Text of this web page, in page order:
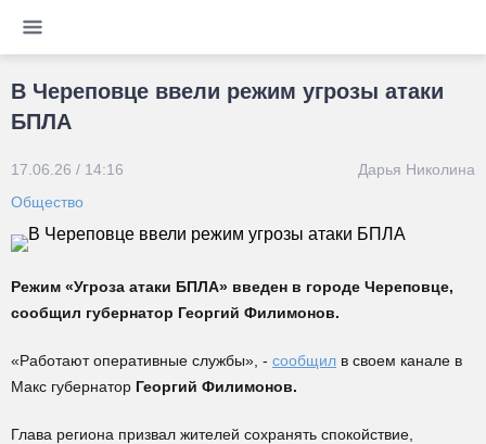
В Череповце ввели режим угрозы атаки
БПЛА
17.06.26 / 14:16
Дарья Николина
Общество
Режим «Угроза атаки БПЛА» введен в городе Череповце,
сообщил губернатор Георгий Филимонов.
«Работают оперативные службы», - сообщил в своем канале в
Макс губернатор Георгий Филимонов.
Глава региона призвал жителей сохранять спокойствие,